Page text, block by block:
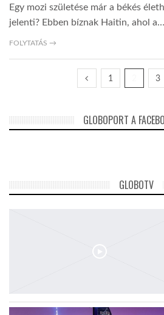
Egy mozi születése már a békés
jelenti? Ebben bíznak Haitin, ahol a…
FOLYTATÁS →
1 3
GLOBOPORT A
GLOBOTV